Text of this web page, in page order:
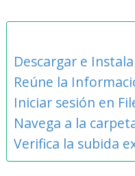
Descargar e
Reúne la
Iniciar sesión en
Navega a la
Verifica la subida